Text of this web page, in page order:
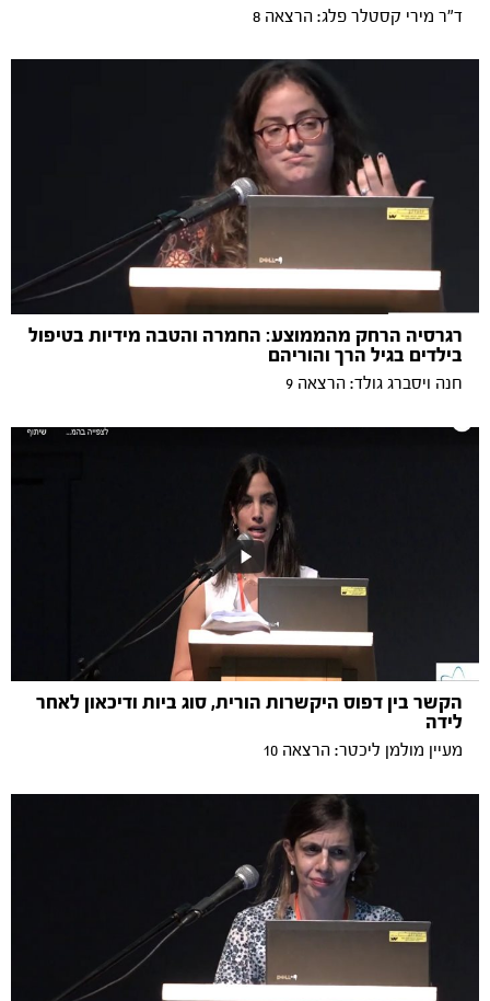
ד"ר מירי קסטלר פלג: הרצאה 8
רגרסיה הרחק מהממוצע: החמרה והטבה מידיות בטיפול
בילדים בגיל הרך והוריהם
חנה ויסברג גולד: הרצאה 9
הקשר בין דפוס היקשרות הורית, סוג ביות ודיכאון לאחר
לידה
מעיין מולמן ליכטר: הרצאה 10